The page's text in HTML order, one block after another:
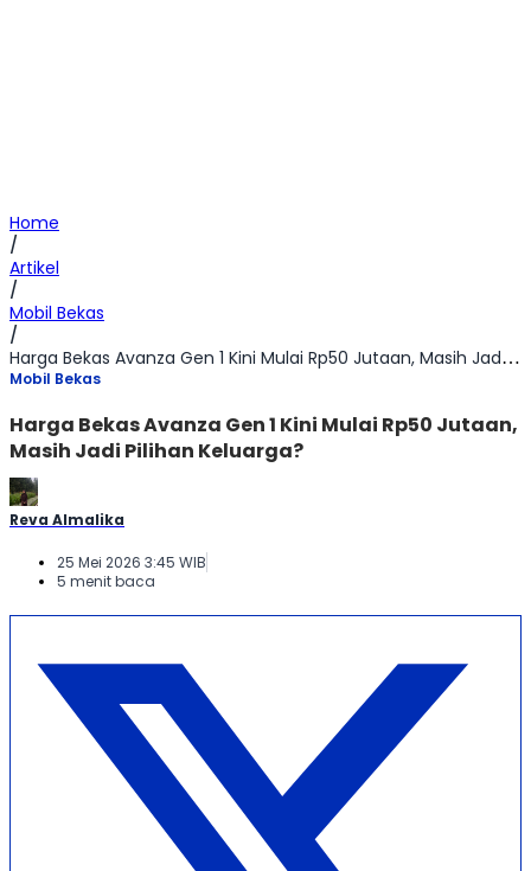
Home
/
Artikel
/
Mobil Bekas
/
Harga Bekas Avanza Gen 1 Kini Mulai Rp50 Jutaan, Masih Jadi Pilihan Keluarga?
Mobil Bekas
Harga Bekas Avanza Gen 1 Kini Mulai Rp50 Jutaan,
Masih Jadi Pilihan Keluarga?
Reva Almalika
25 Mei 2026 3:45 WIB
5 menit baca